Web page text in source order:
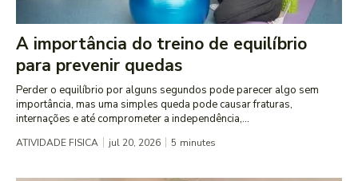
A importância do treino de equilíbrio
para prevenir quedas
Perder o equilíbrio por alguns segundos pode parecer algo sem
importância, mas uma simples queda pode causar fraturas,
internações e até comprometer a independência,...
ATIVIDADE FISICA jul 20, 2026 5 minutes